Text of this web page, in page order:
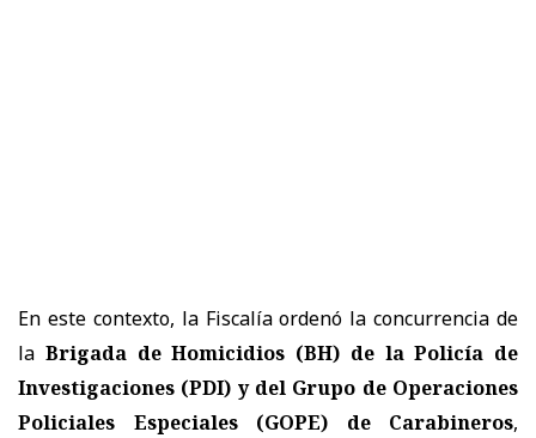
En este contexto, la Fiscalía ordenó la concurrencia de
la Brigada de Homicidios (BH) de la Policía de
Investigaciones (PDI) y del Grupo de Operaciones
Policiales Especiales (GOPE) de Carabineros,